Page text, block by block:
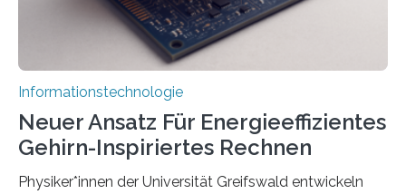
Informationstechnologie
Neuer Ansatz Für Energieeffizientes
Gehirn-Inspiriertes Rechnen
Physiker*innen der Universität Greifswald entwickeln